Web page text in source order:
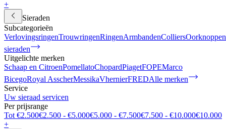
+
Sieraden
Subcategorieën
VerlovingsringenTrouwringenRingenArmbandenColliersOorknoppen
sieraden
Uitgelichte merken
Schaap en CitroenPomellatoChopardPiagetFOPEMarco
BicegoRoyal AsscherMessikaVhernierFREDAlle merken
Service
Uw sieraad servicen
Per prijsrange
Tot €2.500€2.500 - €5.000€5.000 - €7.500€7.500 - €10.000€10.000
+